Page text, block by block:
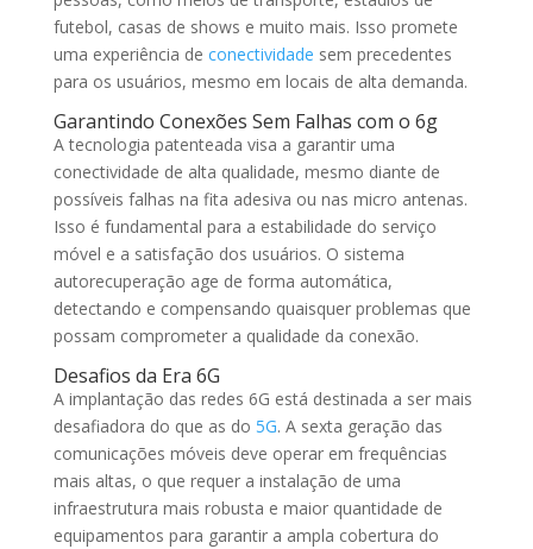
futebol, casas de shows e muito mais. Isso promete
uma experiência de conectividade sem precedentes
para os usuários, mesmo em locais de alta demanda.
Garantindo Conexões Sem Falhas com o 6g
A tecnologia patenteada visa a garantir uma
conectividade de alta qualidade, mesmo diante de
possíveis falhas na fita adesiva ou nas micro antenas.
Isso é fundamental para a estabilidade do serviço
móvel e a satisfação dos usuários. O sistema
autorecuperação age de forma automática,
detectando e compensando quaisquer problemas que
possam comprometer a qualidade da conexão.
Desafios da Era 6G
A implantação das redes 6G está destinada a ser mais
desafiadora do que as do 5G. A sexta geração das
comunicações móveis deve operar em frequências
mais altas, o que requer a instalação de uma
infraestrutura mais robusta e maior quantidade de
equipamentos para garantir a ampla cobertura do